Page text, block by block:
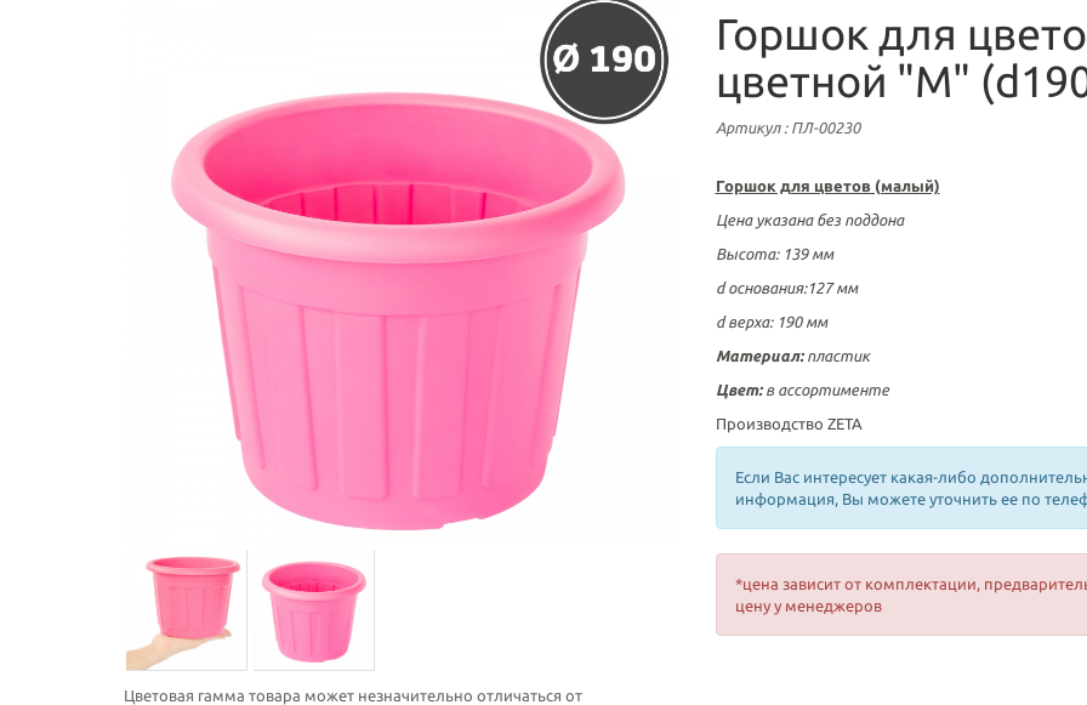
Цветовая гамма товара может незначительно отличаться от
Горшок для
цветной "М"
Артикул: ПЛ-00230
Горшок для цветов (малый)
Цена указана без поддона
Высота: 139 мм
d основания:127 мм
d верха: 190 мм
Материал: пластик
Цвет:в ассортименте
Производство ZETA
Если Вас интересует какая-либо
информация, Вы можете уточнить ее по
*цена зависит от комплектации,
цену у менеджеров